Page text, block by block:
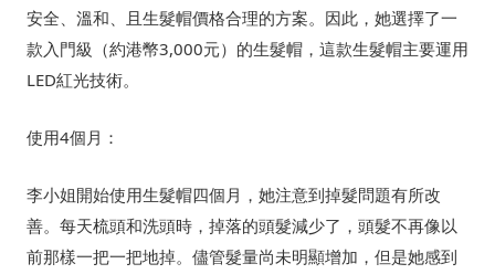
安全、溫和、且生髮帽價格合理的方案。因此，她選擇了一
款入門級（約港幣3,000元）的生髮帽，這款生髮帽主要運用
LED紅光技術。
使用4個月：
李小姐開始使用生髮帽四個月，她注意到掉髮問題有所改
善。每天梳頭和洗頭時，掉落的頭髮減少了，頭髮不再像以
前那樣一把一把地掉。儘管髮量尚未明顯增加，但是她感到